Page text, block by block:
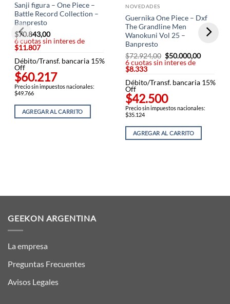
Sanji figura – One Piece –
Battle Record Collection –
Banpresto
$70.843,00
6 cuotas sin interes de
$11.807
Débito/Transf. bancaria 15%
Off
$60.217
Precio sin impuestos nacionales:
$49.766
AGREGAR AL CARRITO
NOVEDADES
Guernika One Piece – Dxf
The Grandline Men
Wanokuni Vol 25 –
Banpresto
$72.924,00 El
precio
$72.924,00.
$50.000,00El
6 cuotas sin interes de
$8.333
Débito/Transf. bancaria 15%
Off
$42.500
Precio sin impuestos nacionales:
$35.124
AGREGAR AL CARRITO
GEEKON ARGENTINA
La empresa
Preguntas Frecuentes
Avisos Legales